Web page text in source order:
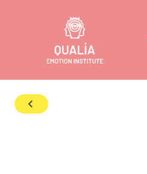
Navigation principale